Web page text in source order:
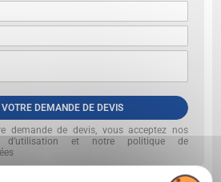
DEMANDE DE DEVIS
demande de devis, vous acceptez nos
d’utilisation et notre politique de